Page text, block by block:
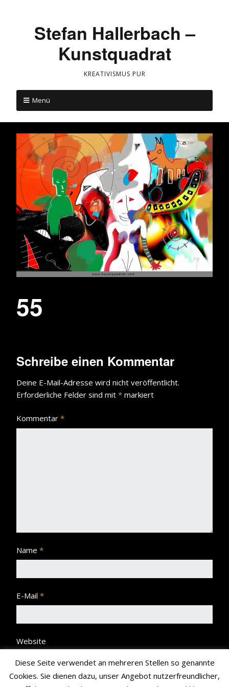
Stefan Hallerbach –
Kunstquadrat
KREATIVISMUS PUR
Menü
55
Schreibe einen Kommentar
Deine E-Mail-Adresse wird nicht veröffentlicht.
Erforderliche Felder sind mit * markiert
Kommentar *
Name *
E-Mail *
Website
Diese Seite verwendet an mehreren Stellen so genannte
Cookies. Sie dienen dazu, unser Angebot nutzerfreundlicher,